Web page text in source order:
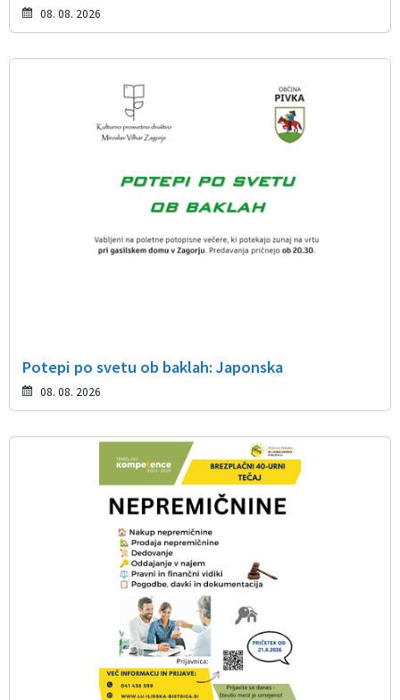
08. 08. 2026
Potepi po svetu ob baklah: Japonska
08. 08. 2026